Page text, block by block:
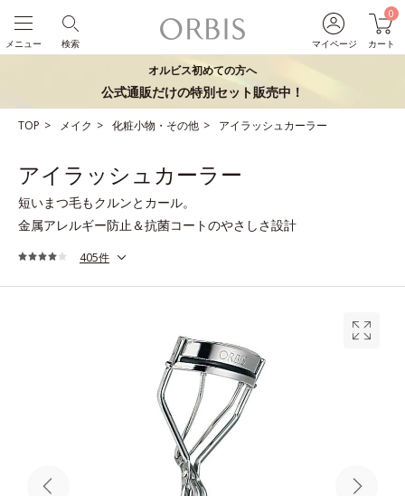
マイページ
0
カート
検索
メニュー
オルビス初めての方へ
公式通販だけの特別セット販売中！
TOP メイク 化粧小物・その他 アイラッシュカーラー
アイラッシュカーラー
短いまつ毛もクルンとカール。
金属アレルギー防止＆抗菌コートのやさしさ設計
405件